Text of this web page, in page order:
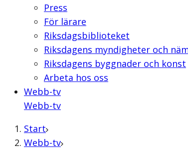
Press
För lärare
Riksdagsbiblioteket
Riksdagens myndigheter och
Riksdagens byggnader och konst
Arbeta hos oss
Webb-tv
Webb-tv
Start
Webb-tv